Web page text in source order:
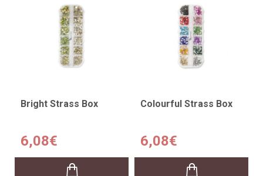
Bright Strass Box
6,08€
Colourful Strass Box
6,08€